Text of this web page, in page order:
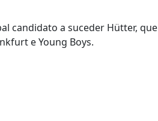
candidato a suceder Hütter, que
e Young Boys.